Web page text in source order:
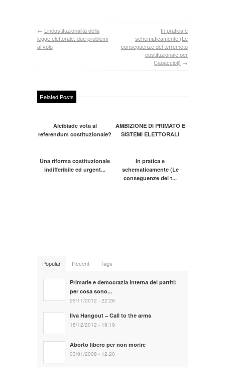
← L’incostituzionalità della
legge elettorale: due problemi
al volo
In pratica e
schematicamente (Le
conseguenze del terremoto
costituzionale per
Capaccioli) →
Related Posts
Alcibiade vota al
referendum costituzionale?
AMBIZIONE DI PRIMATO E
SISTEMI ELETTORALI
Una riforma costituzionale
indifferibile ed urgent...
In pratica e
schematicamente (Le
conseguenze del t...
Popular Recent Tags
Primarie e democrazia interna dei partiti:
per cosa sono...
25/11/2012 - 22:26
Ilva Hangout – Call to the arms
18/12/2012 - 18:19
Aborto libero per non morire
03/01/2008 - 12:20